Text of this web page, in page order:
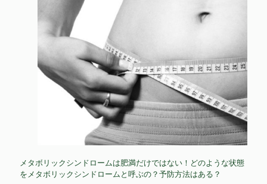
メタボリックシンドロームは肥満だけではない！どのような状態
をメタボリックシンドロームと呼ぶの？予防方法はある？